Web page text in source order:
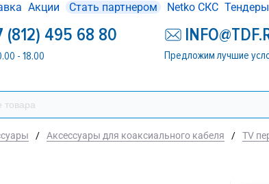
Акции Стать партнером Netko СКС Тендеры
(812) 495 68 80
- 18.00 Предложим лучшие
/ Аксессуары для коаксиального кабеля / TV